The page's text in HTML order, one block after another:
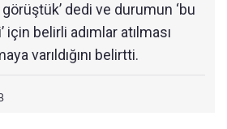
ENDİŞE DUYUYORUZ
HEDEF DERA!
dedi ve durumun ‘bu
belirli adımlar atılması
varıldığını belirtti.